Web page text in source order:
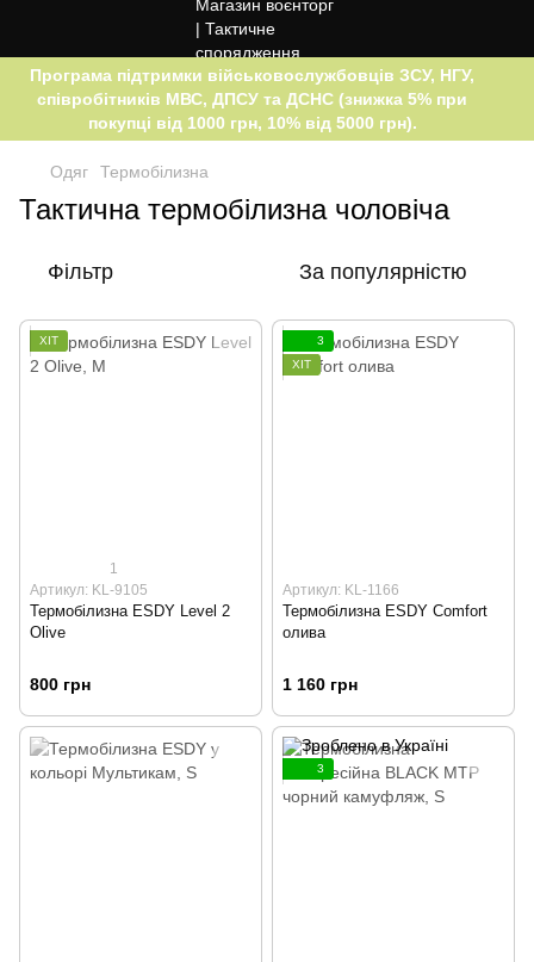
Програма підтримки військовослужбовців ЗСУ, НГУ,
співробітників МВС, ДПСУ та ДСНС (знижка 5% при
покупці від 1000 грн, 10% від 5000 грн).
Одяг Термобілизна
Тактична термобілизна чоловіча
Фільтр За популярністю
ХІТ
1
Артикул: KL-9105
Термобілизна ESDY Level 2
Olive
800 грн
3
ХІТ
Артикул: KL-1166
Термобілизна ESDY Comfort
олива
1 160 грн
3